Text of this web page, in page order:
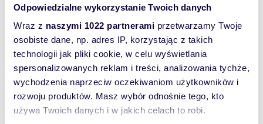
Odpowiedzialne wykorzystanie Twoich danych
Wraz z naszymi 1022 partnerami przetwarzamy Twoje
osobiste dane, np. adres IP, korzystając z takich
technologii jak pliki cookie, w celu wyświetlania
spersonalizowanych reklam i treści, analizowania tychże,
wychodzenia naprzeciw oczekiwaniom użytkowników i
rozwoju produktów. Masz wybór odnośnie tego, kto
używa Twoich danych i w jakich celach to robi.
516 44
Zostaw telefon, oddzwonimy
bezpłatnie
Zatwierdź